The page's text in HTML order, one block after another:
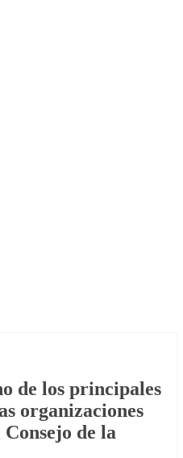
de los principales
organizaciones
de la